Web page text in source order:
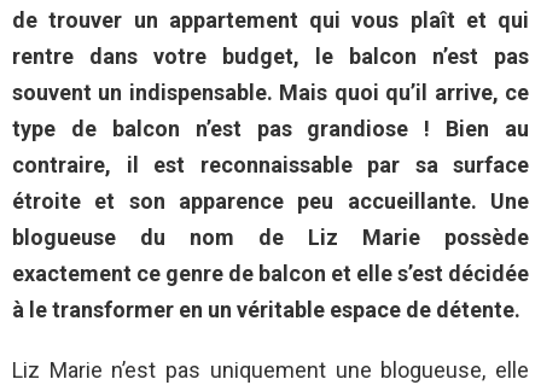
de trouver un appartement qui vous plaît et qui
rentre dans votre budget, le balcon n’est pas
souvent un indispensable. Mais quoi qu’il arrive, ce
type de balcon n’est pas grandiose ! Bien au
contraire, il est reconnaissable par sa surface
étroite et son apparence peu accueillante. Une
blogueuse du nom de Liz Marie possède
exactement ce genre de balcon et elle s’est décidée
à le transformer en un véritable espace de détente.
Liz Marie n’est pas uniquement une blogueuse, elle